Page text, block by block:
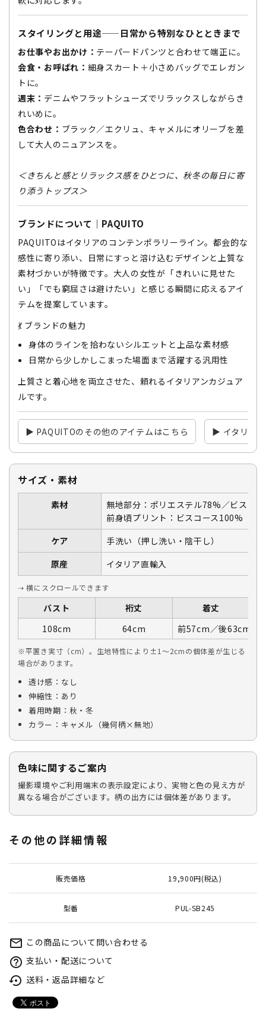
スタイリングと用途——日常から特別なひとときまで
お仕事やお出かけ： テーパードパンツと合わせて端正に。
会食・お呼ばれ： 細身スカート＋小さめバッグでエレガン
トに。
週末： デニムやフラットシューズでリラックスしながらき
れいめに。
色合わせ： ブラック／エクリュ、キャメルにオリーブを差
して大人のニュアンスを。
＜きちんと感とリラックス感をひとつに、秋冬の毎日に寄
り添うトップス＞
ブランドについて｜PAQUITO
PAQUITOはイタリアのコンテンポラリーライン。都会的な
感性に寄り添い、日常にすっと溶け込むデザインと上質な
素材づかいが特徴です。大人の女性が「きれいに見せた
い」「でも窮屈さは避けたい」と感じる瞬間に応えるアイ
テムを提案しています。
💃 ブランドの魅力
身体のラインを拾わないシルエットと上品な素材感
日常から少しかしこまった場面まで活躍する汎用性
上質さと着心地を両立させた、頼れるイタリアンカジュア
ルです。
▶ PAQUITOのその他のアイテムはこちら ▶ イタリア
サイズ・素材
素材
無地部分：ポリエステル78%／ビス
前身頃プリント：ビスコース100%
ケア
手洗い（押し洗い・陰干し）
原産
イタリア直輸入
⇢ 横にスクロールできます
バスト 裄丈
着丈
108cm
64cm 前57cm／後63cm
※平置き実寸（cm）。生地特性により±1〜2cmの個体差が生じる
場合があります。
透け感：なし
伸縮性：あり
着用時期：秋・冬
カラー：キャメル（幾何柄×無地）
色味に関するご案内
撮影環境やご利用端末の表示設定により、実物と色の見え方が
異なる場合がございます。柄の出方には個体差があります。
その他の詳細情報
販売価格 19,900円(税込)
型番 PUL-SB245
mail_outline この商品について問い合わせる
help_outline 支払い・配送について
settings_backup_restore 送料・返品詳細など